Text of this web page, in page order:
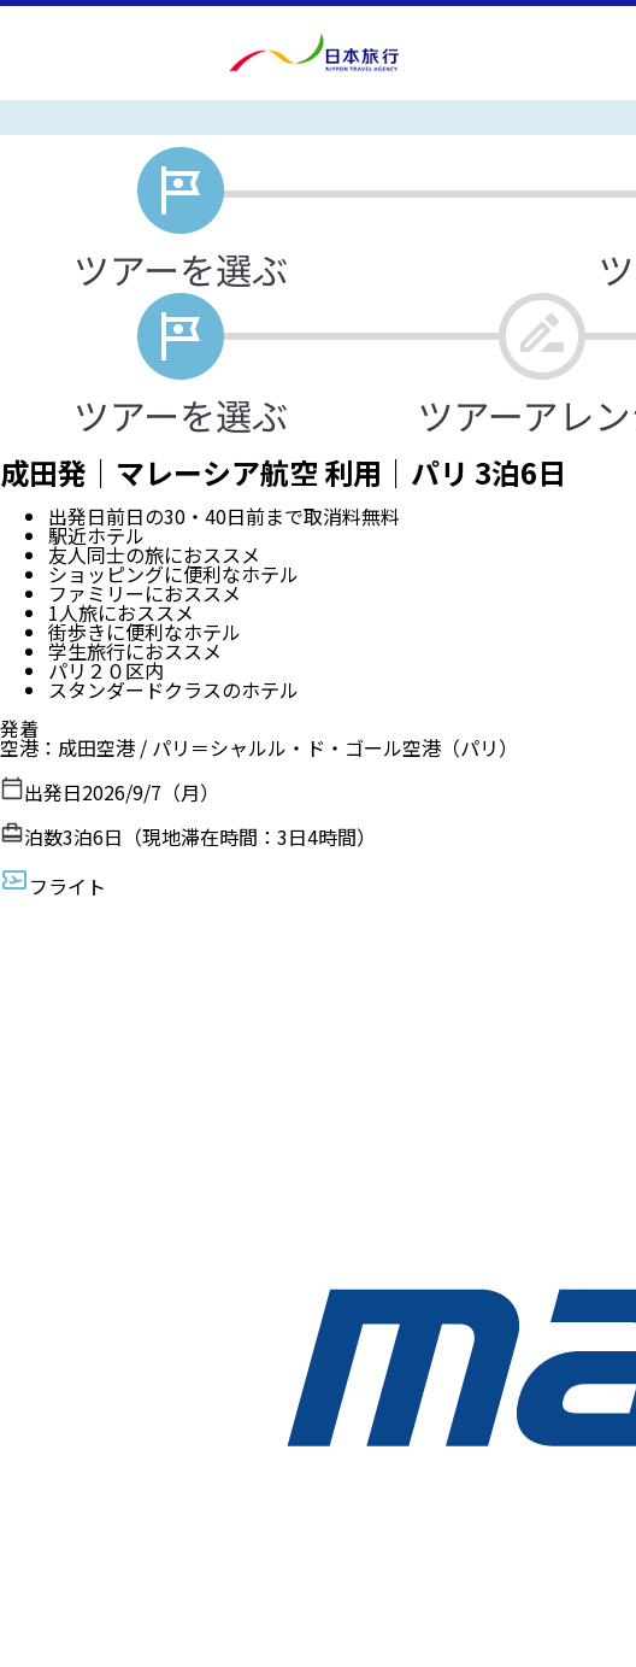
成田発｜マレーシア航空 利用｜パリ 3泊6日
出発日前日の30・40日前まで取消料無料
駅近ホテル
友人同士の旅におススメ
ショッピングに便利なホテル
ファミリーにおススメ
1人旅におススメ
街歩きに便利なホテル
学生旅行におススメ
パリ２０区内
スタンダードクラスのホテル
発着
空港 ： 成田空港 / パリ＝シャルル・ド・ゴール空港 （パリ）
出発日2026/9/7（月）
泊数3泊6日（現地滞在時間： 3日4時間）
フライト